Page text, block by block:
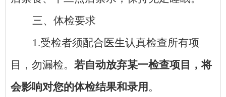
三、体检要求
1.受检者须配合医生认真检查所有项
目，勿漏检。 若自动放弃某一检查项目，将
会影响对您的体检结果和录用 。